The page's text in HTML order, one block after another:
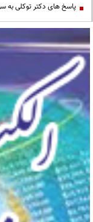
پاسخ های دکتر توکلی به